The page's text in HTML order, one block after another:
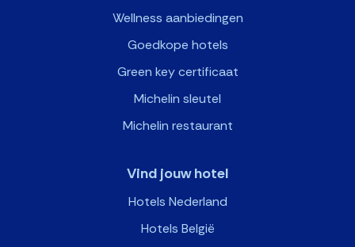
Wellness aanbiedingen
Goedkope hotels
Green key certificaat
Michelin sleutel
Michelin restaurant
Vind jouw hotel
Hotels Nederland
Hotels België